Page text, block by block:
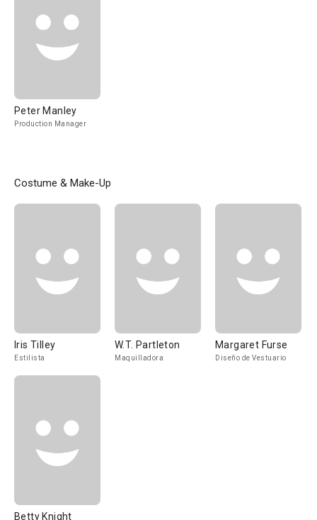
Peter Manley
Production Manager
Costume & Make-Up
Iris Tilley
Estilista
W.T. Partleton
Maquilladora
Margaret Furse
Diseño de Vestuario
Betty Knight